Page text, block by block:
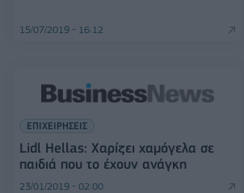
15/07/2019 - 16:12
ΕΠΙΧΕΙΡΗΣΕΙΣ
Lidl Hellas: Χαρίζει χαμόγελα σε
παιδιά που το έχουν ανάγκη
23/01/2019 - 02:00